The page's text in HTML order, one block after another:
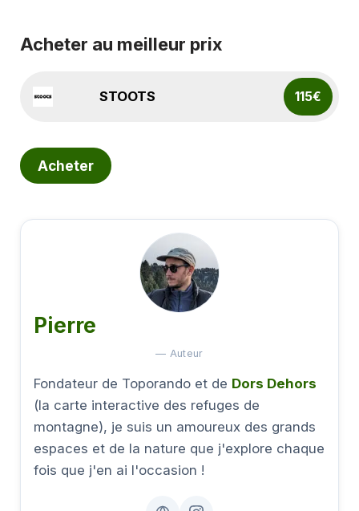
Acheter au meilleur prix
STOOTS 115€
Acheter
Pierre
— Auteur
Fondateur de Toporando et de Dors Dehors
(la carte interactive des refuges de
montagne), je suis un amoureux des grands
espaces et de la nature que j'explore chaque
fois que j'en ai l'occasion !